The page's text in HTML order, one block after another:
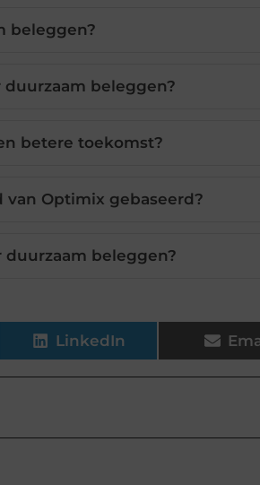
beleggen?
beleggen?
betere toekomst?
Optimix gebaseerd?
beleggen?
LinkedIn